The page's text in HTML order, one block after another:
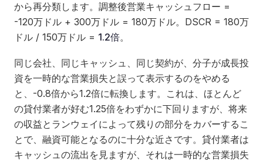
から再分類します。調整後営業キャッシュフロー =
-120万ドル + 300万ドル = 180万ドル。DSCR = 180万
ドル / 150万ドル = 1.2倍。
同じ会社、同じキャッシュ、同じ契約が、分子が成長投
資を一時的な営業損失と誤って表示するのをやめる
と、-0.8倍から1.2倍に転換します。これは、ほとんど
の貸付業者が好む1.25倍をわずかに下回りますが、将来
の収益とランウェイによって残りの部分をカバーするこ
とで、融資可能となるのに十分な近さです。貸付業者は
キャッシュの流出を見ますが、それは一時的な営業損失